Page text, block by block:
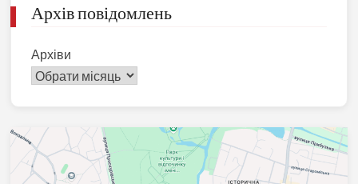
Архів повідомлень
Архіви